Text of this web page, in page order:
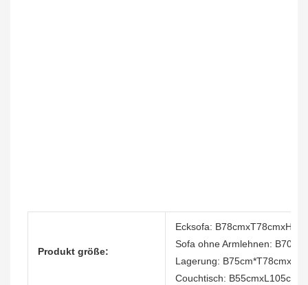
Produkt größe:
Ecksofa:
Sofa ohne Armlehnen:
Lagerung:
Couchtisch: